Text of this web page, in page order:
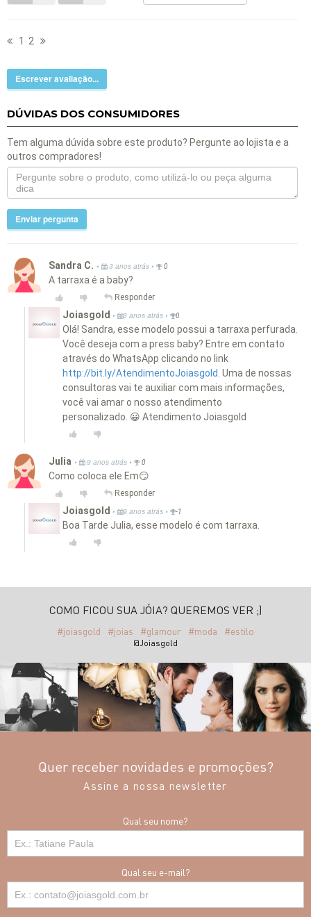
1 2
Escrever avaliação...
DÚVIDAS DOS CONSUMIDORES
Tem alguma dúvida sobre este produto? Pergunte ao lojista e a
outros compradores!
Enviar pergunta
Sandra C. • 3 anos atrás • 0
A tarraxa é a baby?
Responder
Joiasgold • 3 anos atrás • 0
Olá! Sandra, esse modelo possui a tarraxa perfurada.
Você deseja com a press baby? Entre em contato
através do WhatsApp clicando no link
http://bit.ly/AtendimentoJoiasgold. Uma de nossas
consultoras vai te auxiliar com mais informações,
você vai amar o nosso atendimento
personalizado. 😀 Atendimento Joiasgold
Julia • 9 anos atrás • 0
Como coloca ele Em😏
Responder
Joiasgold • 9 anos atrás • -1
Boa Tarde Julia, esse modelo é com tarraxa.
COMO FICOU SUA JÓIA? QUEREMOS VER ;)
#joiasgold #joias #glamour #moda #estilo
@Joiasgold
Quer receber novidades e promoções?
Assine a nossa newsletter
Qual seu nome?
Qual seu e-mail?